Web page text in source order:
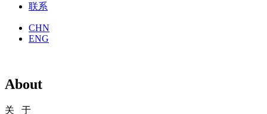
联系
CHN
ENG
About
关 于